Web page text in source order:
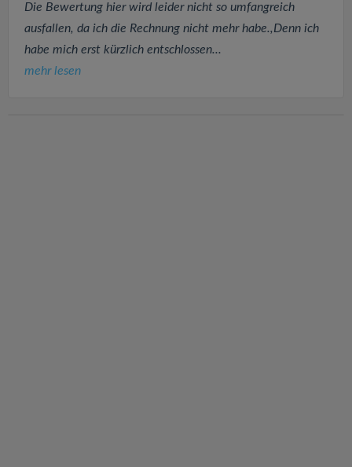
Die Bewertung hier wird leider nicht so umfangreich
ausfallen, da ich die Rechnung nicht mehr habe.,Denn ich
habe mich erst kürzlich entschlossen...
mehr lesen